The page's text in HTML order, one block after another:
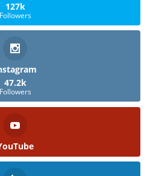
127k
Followers
47.2k
Followers